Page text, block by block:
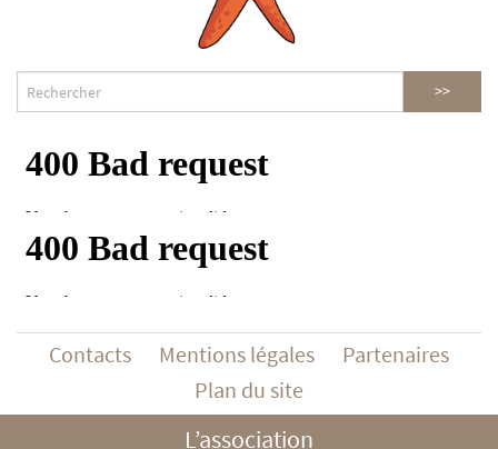
Contacts Mentions légales
Partenaires
Plan du site
L’association